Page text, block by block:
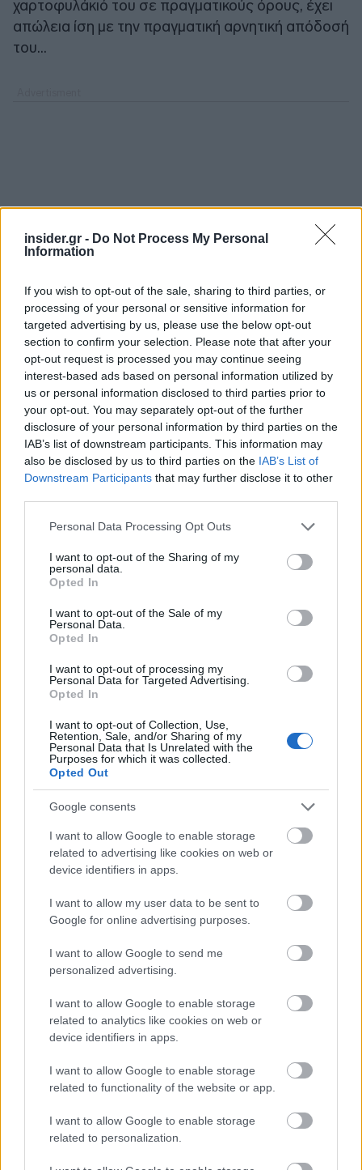
insider.gr - Do Not Process My Personal
Information
If you wish to opt-out of the sale, sharing to third parties, or
processing of your personal or sensitive information for
targeted advertising by us, please use the below opt-out
section to confirm your selection. Please note that after your
opt-out request is processed you may continue seeing
interest-based ads based on personal information utilized by
us or personal information disclosed to third parties prior to
your opt-out. You may separately opt-out of the further
disclosure of your personal information by third parties on the
IAB’s list of downstream participants. This information may
also be disclosed by us to third parties on the IAB’s List of
Downstream Participants that may further disclose it to other
Please note that this website/app uses one or more Google
not limited to your visit or usage behaviour. You may click to
grant or deny consent to Google and its third-party tags to
use your data for below specified purposes in below Google
consent section.
Personal Data Processing Opt Outs
I want to opt-out of the Sharing of my
personal data.
Opted In
I want to opt-out of the Sale of my
Personal Data.
Opted In
I want to opt-out of processing my
Personal Data for Targeted Advertising.
Opted In
I want to opt-out of Collection, Use,
Retention, Sale, and/or Sharing of my
Personal Data that Is Unrelated with the
Purposes for which it was collected.
Opted Out
Google consents
I want to allow Google to enable storage
related to advertising like cookies on web or
device identifiers in apps.
I want to allow my user data to be sent to
Google for online advertising purposes.
I want to allow Google to send me
personalized advertising.
I want to allow Google to enable storage
related to analytics like cookies on web or
device identifiers in apps.
I want to allow Google to enable storage
related to functionality of the website or app.
I want to allow Google to enable storage
related to personalization.
χαρτοφυλάκιό του σε πραγματικούς όρους, έχει
απώλεια ίση με την πραγματική αρνητική απόδοσή
του...
Η πραγματικότητα αυτή έχει σπρώξει τις
αποδόσεις των ομολόγων συνολικά προς τα πάνω
και έχει μειώσει πολύ δραστικά τον όγκο των
ομολόγων που εξακολουθούν να κυκλοφορούν με
αρνητικές αποδόσεις σε ένα περιβάλλον υψηλών
Βέβαια η πίεση αυτή διευρύνει και τα spreads
investment grade βαθμίδων πιστοληπτικής
αξιολόγησης, εξ ου και η σταδιακή διεύρυνση
των spreads των ελληνικών ομολόγων με τα
ιταλικά, τα ισπανικά και τα πορτογαλικά, πέραν